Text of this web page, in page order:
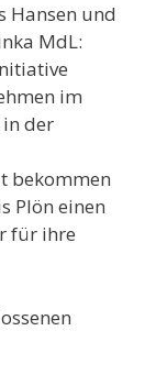
Hansen und
MdL:
im
in der
bekommen
Plön einen
für ihre